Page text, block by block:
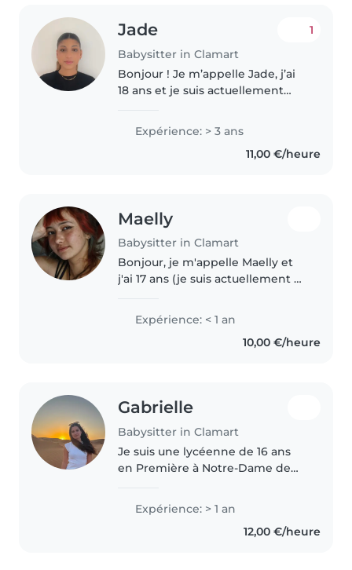
Jade
Babysitter in Clamart
1
Bonjour ! Je m’appelle Jade, j’ai
18 ans et je suis actuellement
des centres, notamment au
centre aéré de Vannes, ce qui..
Expérience: > 3 ans
11,00 €/heure
Maelly
Babysitter in Clamart
Bonjour, je m'appelle Maelly et
j'ai 17 ans (je suis actuellement au
des plus jeunes, patiente et
responsable, je pense être
qualifiée pour garder vos..
Expérience: < 1 an
10,00 €/heure
Gabrielle
Babysitter in Clamart
Je suis une lycéenne de 16 ans
en Première à Notre-Dame de
baby-sitting régulier auprès de
deux enfants et j'accompagne
des élèves de la maternelle..
Expérience: > 1 an
12,00 €/heure